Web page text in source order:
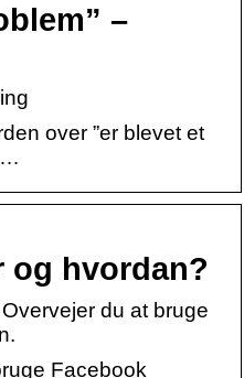
–
over ”er blevet et
…
og hvordan?
du at bruge
Facebook